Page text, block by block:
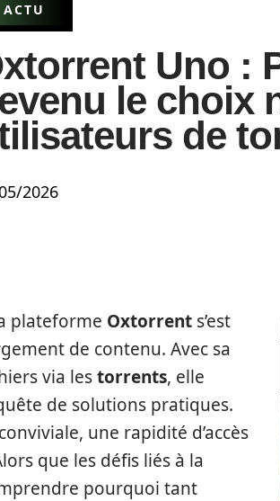
ACTU
Uno :
le choix
de
2026
plateforme Oxtorrent s’est
de contenu. Avec sa
via lestorrents, elle
de solutions pratiques.
une rapidité d’accès
que les défis liés à la
pourquoi tant